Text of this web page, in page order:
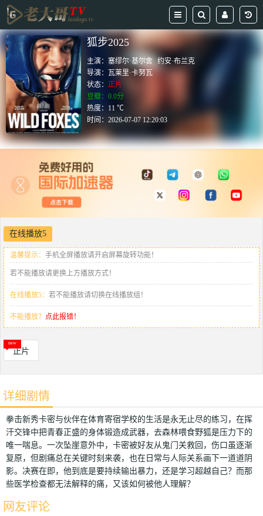
狐步2025
主演：塞缪尔·基尔舍 约安·布兰克
导演：
瓦莱里·卡努瓦
状态：正片
豆瓣：0.0分
热度：11 ℃
时间：2026-07-07 12:20:03
在线播放5
温馨提示： 手机全屏播放请开启屏幕旋转功能！
若不能播放请更换上方播放方式！
在线播放5： 若不能播放请切换在线播放组！
不能播放？ 点此报错！
正片
详细剧情
拳击新秀卡密与伙伴在体育寄宿学校的生活是永无止尽的练习，在挥
汗交锋中把青春正盛的身体锻造成武器，去森林喂食野狐是压力下的
唯一喘息。一次坠崖意外中，卡密被好友从鬼门关救回，伤口虽逐渐
复原，但剧痛总在关键时刻来袭，也在日常与人际关系画下一道道阴
影。决赛在即，他到底是要持续输出暴力，还是学习超越自己？而那
些医学检查都无法解释的痛，又该如何被他人理解？
网友评论